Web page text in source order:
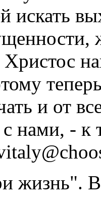
и от
нами, - к
жизнь".